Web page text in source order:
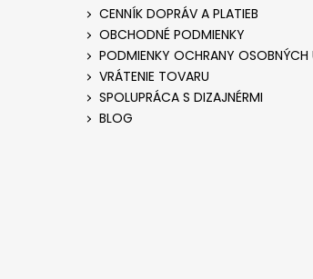
CENNÍK DOPRÁV A PLATIEB
OBCHODNÉ PODMIENKY
PODMIENKY OCHRANY
VRÁTENIE TOVARU
SPOLUPRÁCA S DIZAJNÉRMI
BLOG